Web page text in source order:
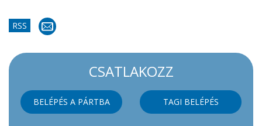
RSS
CSATLAKOZZ
BELÉPÉS A PÁRTBA TAGI BELÉPÉS